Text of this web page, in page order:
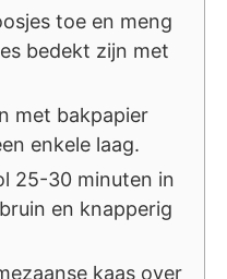
toe en meng
bedekt zijn met
met bakpapier
enkele laag.
25-30 minuten in
en knapperig
kaas over